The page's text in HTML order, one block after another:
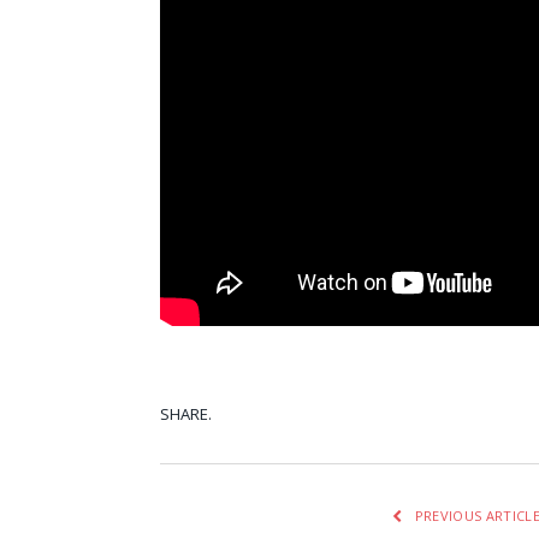
SHARE.
PREVIOUS ARTICLE